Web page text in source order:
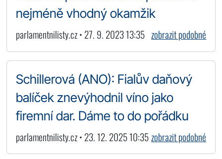
nejméně vhodný okamžik
parlamentnilisty.cz • 27. 9. 2023 13:35 zobrazit podobné
Schillerová (ANO): Fialův daňový
balíček znevýhodnil víno jako
firemní dar. Dáme to do pořádku
parlamentnilisty.cz • 23. 12. 2025 10:35zobrazit podobné